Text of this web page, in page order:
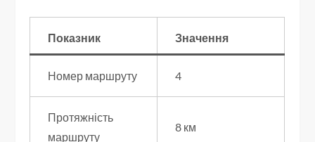
Показник Значення
Номер маршруту 4
Протяжність
маршруту
8 км